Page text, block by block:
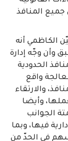
جميع المنافذ
الكاظمي أنه
وأن وجّه إدارة
الحدودية
واقع
والارتقاء
وأيضا
الجوانب
فيها، وبما
في الحدّ من